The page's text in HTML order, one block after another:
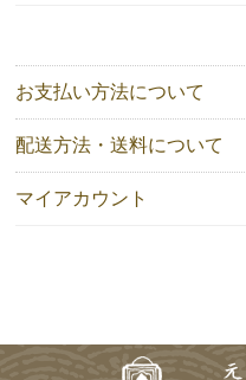
お支払い方法について
配送方法・送料について
マイアカウント